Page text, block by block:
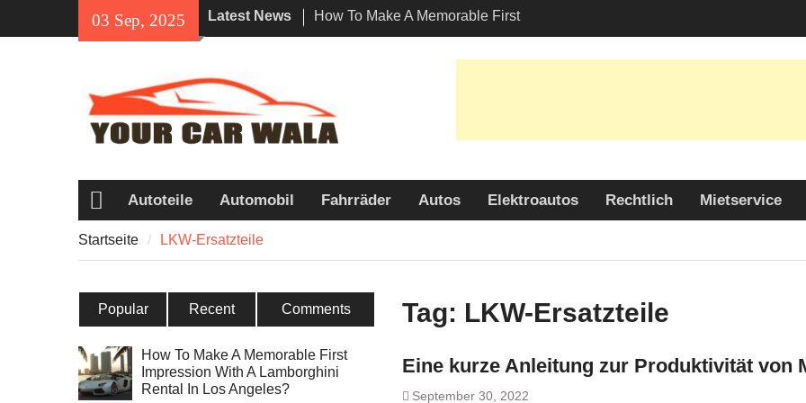
03 Sep, 2025 Latest News
How To Make A Memorable First
Impression With A Lamborghini
Rental In Los Angeles?
Vehicle Transport Services
Unveiling the Allure: Why is Honda
Navi a Popular Choice Among
Startseite
Autoteile Automobil Fahrräder Autos Elektroautos Rechtlich Mietservice
Startseite LKW-Ersatzteile
Tag: LKW-Ersatzteile
Eine kurze Anleitung zur Produktivität von
September 30, 2022
Popular Recent Comments
How To Make A Memorable First
Impression With A Lamborghini
Rental In Los Angeles?